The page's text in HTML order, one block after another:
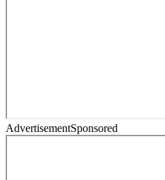
AdvertisementSponsored